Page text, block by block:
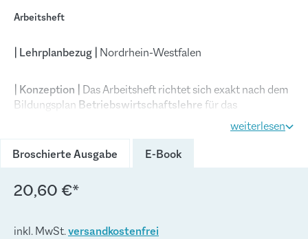
Arbeitsheft
| Lehrplanbezug | Nordrhein-Westfalen
| Konzeption | Das Arbeitsheft richtet sich exakt nach dem
Bildungsplan Betriebswirtschaftslehrefür das
Berufskolleg – Berufliches Gymnasium des Landes
Nordrhein-Westfalen für die Jahrgangsstufe 12 aus. Es
ermöglicht einen selbst gesteuerten, individualisierten,
zeit- und ortsunabhängigen Kompetenzerwerb.
Themengebiete
Gedanken der Kompetenzorientierung (situationsbezogen
weiterlesen
Broschierte Ausgabe
E-Book
20,60 €*
inkl. MwSt.versandkostenfrei